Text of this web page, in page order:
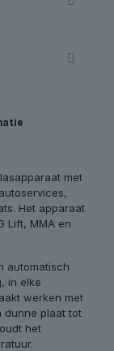
met
Het apparaat
Lift, MMA en
automatisch
in elke
werken met
dunne plaat tot
het